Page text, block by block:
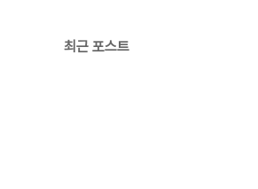
최근 포스트